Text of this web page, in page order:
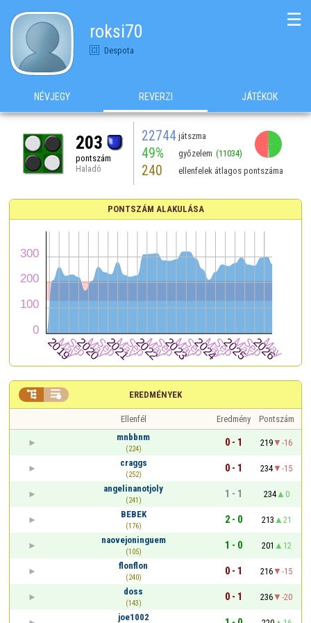
roksi70
Despota
☰
NÉVJEGY REVERZI JÁTÉKOK
203
pontszám
Haladó
22744 játszma
49% győzelem (11034)
240 ellenfelek átlagos pontszáma
PONTSZÁM ALAKULÁSA
EREDMÉNYEK
 
Ellenfél Eredmény
Pontszám
mnbbnm
(224)
0 - 1 219
-16
craggs
(252)
0 - 1 234
-15
angelinanotjoly
(241)
1 - 1 234
0
BEBEK
(176)
2 - 0 213
21
naovejoninguem
(105)
1 - 0 201
12
flonflon
(240)
0 - 1 216
-15
doss
(143)
0 - 1 236
-20
joe1002